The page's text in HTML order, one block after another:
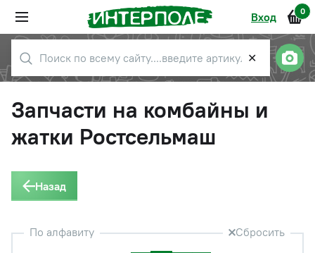
Вход 0
✕
Запчасти на комбайны и
жатки Ростсельмаш
Назад
По алфавиту Сбросить